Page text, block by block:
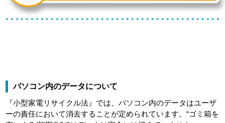
パソコン内のデータについて
『小型家電リサイクル法』では、パソコン内のデータはユーザ
ーの責任において消去することが定められています。“ゴミ箱を